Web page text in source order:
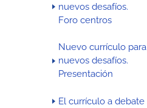
nuevos desafíos.
Foro centros
Nuevo currículo para
nuevos desafíos.
Presentación
El currículo a debate